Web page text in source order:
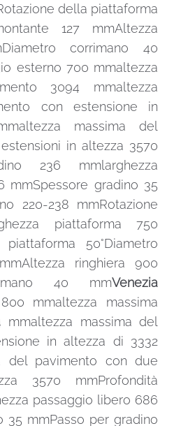
della piattaforma
127 mmAltezza
corrimano 40
esterno 700 mmaltezza
3094 mmaltezza
con estensione in
massima del
in altezza 3570
236 mmlarghezza
mmSpessore gradino 35
220-238 mmRotazione
piattaforma 750
50°Diametro
ringhiera 900
40 mmVenezia
mmaltezza massima
massima del
in altezza di 3332
del pavimento con due
3570 mmProfondità
passaggio libero 686
35 mmPasso per gradino